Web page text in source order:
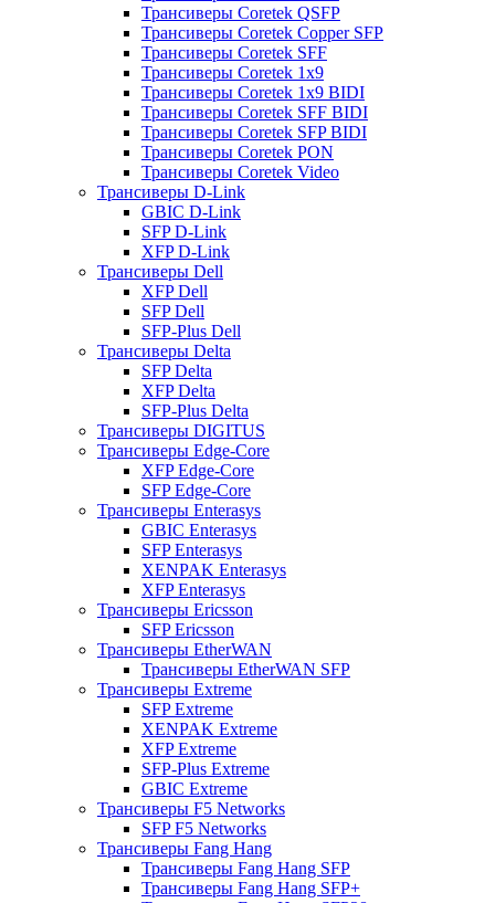
Трансиверы Coretek QSFP
Трансиверы Coretek Copper SFP
Трансиверы Coretek SFF
Трансиверы Coretek 1x9
Трансиверы Coretek 1x9 BIDI
Трансиверы Coretek SFF BIDI
Трансиверы Coretek SFP BIDI
Трансиверы Coretek PON
Трансиверы Coretek Video
Трансиверы D-Link
GBIC D-Link
SFP D-Link
XFP D-Link
Трансиверы Dell
XFP Dell
SFP Dell
SFP-Plus Dell
Трансиверы Delta
SFP Delta
XFP Delta
SFP-Plus Delta
Трансиверы DIGITUS
Трансиверы Edge-Core
XFP Edge-Core
SFP Edge-Core
Трансиверы Enterasys
GBIC Enterasys
SFP Enterasys
XENPAK Enterasys
XFP Enterasys
Трансиверы Ericsson
SFP Ericsson
Трансиверы EtherWAN
Трансиверы EtherWAN SFP
Трансиверы Extreme
SFP Extreme
XENPAK Extreme
XFP Extreme
SFP-Plus Extreme
GBIC Extreme
Трансиверы F5 Networks
SFP F5 Networks
Трансиверы Fang Hang
Трансиверы Fang Hang SFP
Трансиверы Fang Hang SFP+